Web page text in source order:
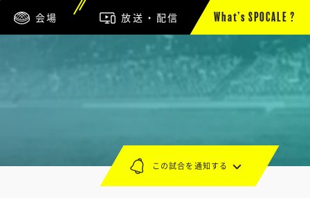
会場 放送・配信 What’s SPOCALE ?
この試合を通知する